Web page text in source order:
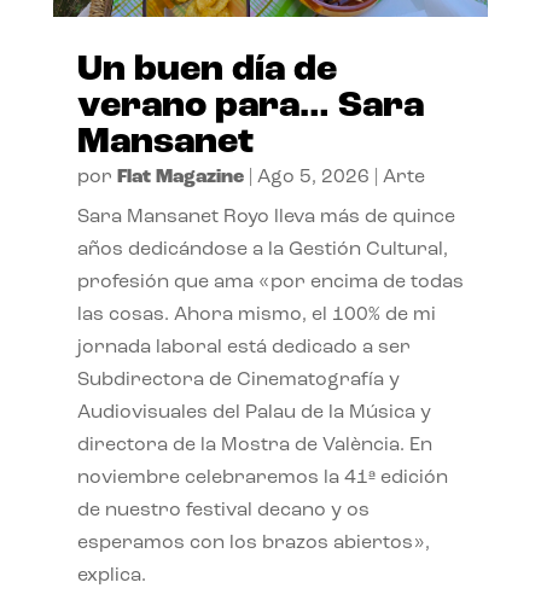
Un buen día de
verano para… Sara
Mansanet
por Flat Magazine| Ago 5, 2026 Arte
Sara Mansanet Royo lleva más de quince
años dedicándose a la Gestión Cultural,
profesión que ama «por encima de todas
las cosas. Ahora mismo, el 100% de mi
jornada laboral está dedicado a ser
Subdirectora de Cinematografía y
Audiovisuales del Palau de la Música y
directora de la Mostra de València. En
noviembre celebraremos la 41ª edición
de nuestro festival decano y os
esperamos con los brazos abiertos»,
explica.